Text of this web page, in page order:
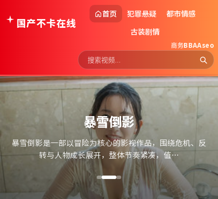
国产不卡在线
首页 犯罪悬疑
都市情感
古装剧情
商务BBAAseo
暴雪倒影
暴雪倒影是一部以冒险为核心的影视作品，围绕危机、反
转与人物成长展开，整体节奏紧凑，值…